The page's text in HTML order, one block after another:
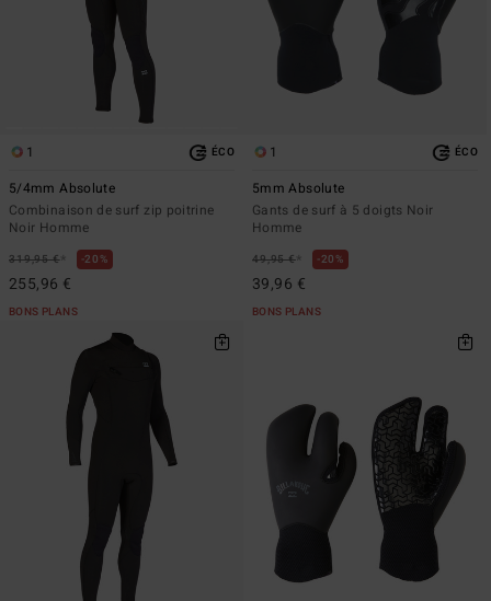
1 ÉCO
5/4mm Absolute
Combinaison de surf zip poitrine
Noir Homme
319,95 €* 20%
255,96 €
BONS PLANS
1 ÉCO
5mm Absolute
Gants de surf à 5 doigts Noir
Homme
49,95 €* 20%
39,96 €
BONS PLANS